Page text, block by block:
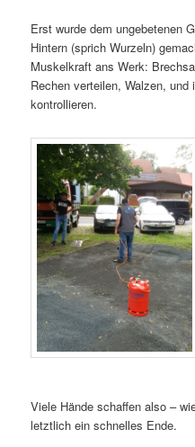
Erst wurde dem ungebetenen
Hintern (sprich Wurzeln)
Muskelkraft ans Werk:
Rechen verteilen, Walzen,
kontrollieren.
Viele Hände schaffen also –
letztlich ein schnelles Ende.